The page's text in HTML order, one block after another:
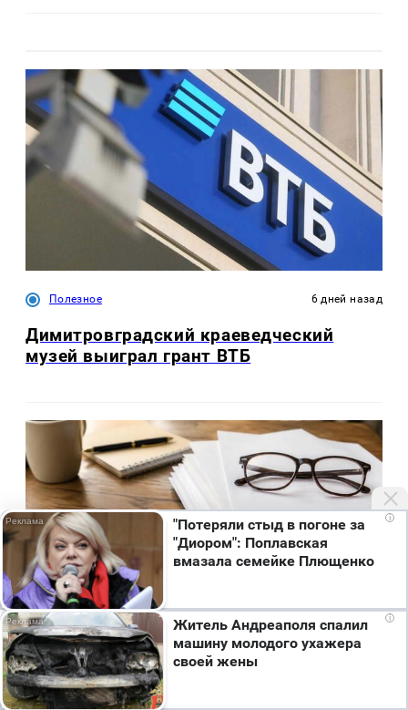
Полезное 6 дней назад
Димитровградский краеведческий
музей выиграл грант ВТБ
Новости Татарстана 2 часа назад
Кому в Татарстане положена досрочная
Мы используем cookie. Во время посещения сайта
вы соглашаетесь с тем, что мы обрабатываем
ваши персональные данные с использованием
метрик Яндекс Метрика, top.mail.ru, LiveInternet.
Я согласен
i
"Потеряли стыд в погоне за
"Диором": Поплавская
вмазала семейке Плющенко
i
Житель Андреаполя спалил
машину молодого ухажера
своей жены